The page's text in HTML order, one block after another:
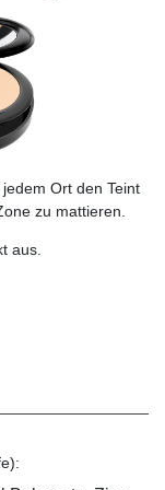
Ort den Teint
zu mattieren.
aus.